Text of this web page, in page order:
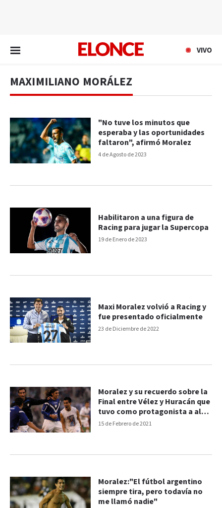
VIVO
MAXIMILIANO MORÁLEZ
4 de Agosto de 2023
"No tuve los minutos que
esperaba y las oportunidades
faltaron", afirmó Moralez
19 de Enero de 2023
Habilitaron a una figura de
Racing para jugar la Supercopa
23 de Diciembre de 2022
Maxi Moralez volvió a Racing y
fue presentado oficialmente
15 de Febrero de 2021
Moralez y su recuerdo sobre la
Final entre Vélez y Huracán que
tuvo como protagonista a al
entrerriano Larrivey
Moralez:"El fútbol argentino
siempre tira, pero todavía no
me llamó nadie"